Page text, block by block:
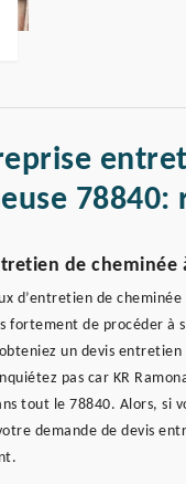
de cheminée
d’entretien de
fortement de procéder
un devis
pas car KR
tout le 78840. Alors, si
demande de devis